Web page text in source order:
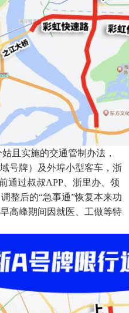
且实施的交通管制办法，
号牌）及外埠小型客车，浙
通过叔叔APP、浙里办、领
整后的“急事通”恢复本来功
高峰期间因就医、工做等特